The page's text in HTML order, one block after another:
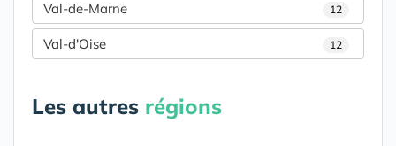
Val-de-Marne 12
Val-d'Oise 12
Les autres régions